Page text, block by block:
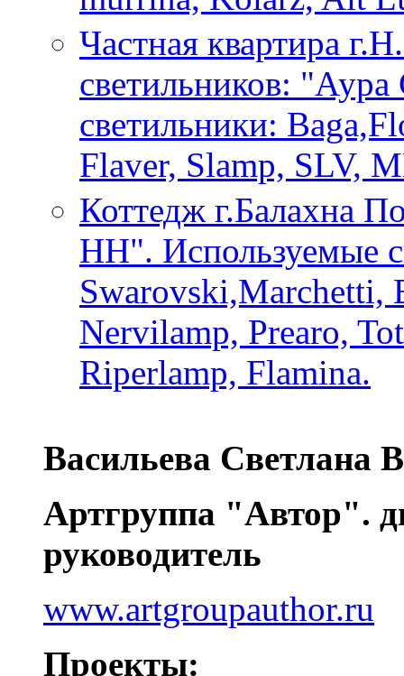
Частная квартира
светильников:
светильники:
Flaver, Slamp, SLV,
Коттедж г.Балахна
НН". Используемые
Swarovski,Marchetti,
Nervilamp, Prearo,
Riperlamp, Flamina.
Васильева Светлана
Артгруппа "Автор".
руководитель
www.artgroupauthor.ru
Проекты: